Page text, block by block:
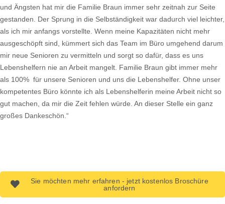
und Ängsten hat mir die Familie Braun immer sehr zeitnah zur Seite
gestanden. Der Sprung in die Selbständigkeit war dadurch viel leichter,
als ich mir anfangs vorstellte. Wenn meine Kapazitäten nicht mehr
ausgeschöpft sind, kümmert sich das Team im Büro umgehend darum
mir neue Senioren zu vermitteln und sorgt so dafür, dass es uns
Lebenshelfern nie an Arbeit mangelt. Familie Braun gibt immer mehr
als 100% für unsere Senioren und uns die Lebenshelfer. Ohne unser
kompetentes Büro könnte ich als Lebenshelferin meine Arbeit nicht so
gut machen, da mir die Zeit fehlen würde. An dieser Stelle ein ganz
großes Dankeschön.“
Sie möchten mehr erfahren - jetzt kostenlos Broschüre
anfordern